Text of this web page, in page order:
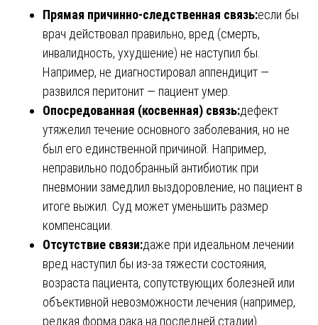
Прямая причинно-следственная связь:если бы
врач действовал правильно, вред (смерть,
инвалидность, ухудшение) не наступил бы.
Например, не диагностировал аппендицит —
развился перитонит — пациент умер.
Опосредованная (косвенная) связь:дефект
утяжелил течение основного заболевания, но не
был его единственной причиной. Например,
неправильно подобранный антибиотик при
пневмонии замедлил выздоровление, но пациент в
итоге выжил. Суд может уменьшить размер
компенсации.
Отсутствие связи:даже при идеальном лечении
вред наступил бы из-за тяжести состояния,
возраста пациента, сопутствующих болезней или
объективной невозможности лечения (например,
редкая форма рака на последней стадии).